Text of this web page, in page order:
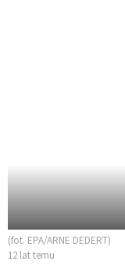
(fot. EPA/ARNE DEDERT)
12 lat temu